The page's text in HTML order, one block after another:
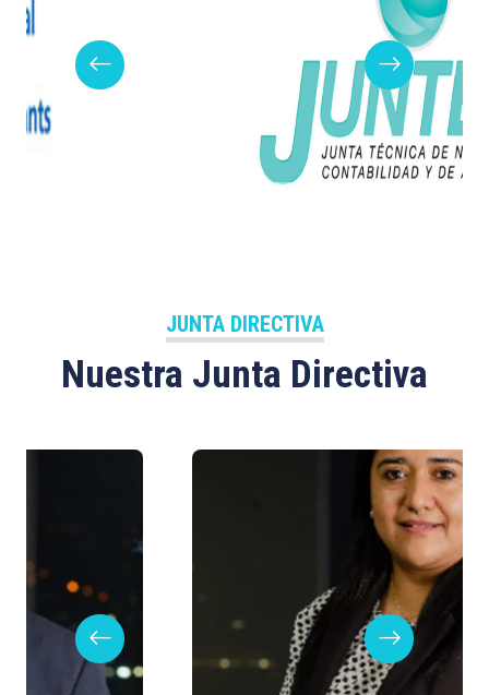
JUNTA DIRECTIVA
Nuestra Junta Directiva